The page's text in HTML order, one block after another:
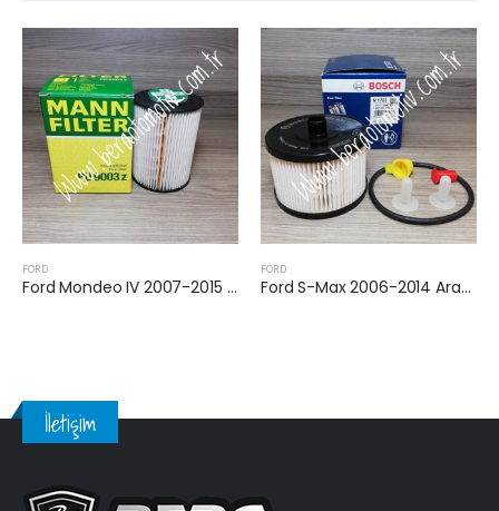
FORD
Ford Mondeo IV 2007-2015 Arası 2.0 Dizel Yakıt Filtresi
FORD
Ford S-Max 2006-2014 Arası 2.0 Dizel Yakıt Filtresi
İletişim